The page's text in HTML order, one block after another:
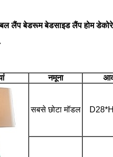
लैंप बेडरूम बेडसाइड लैंप होम
नमूना
सबसे छोटा मॉडल